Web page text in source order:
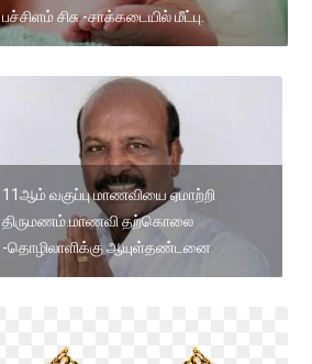
பச்சிளம் சிசு -சாக்கடையில் மீட்பு.
11ஆம் வகுப்பு மாணவியை ஏமாற்றி
திருமணம்.மாணவி தற்கொலை
-தொழிலாளிக்கு ஆயுள்தண்டனை